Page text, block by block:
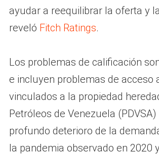
ayudar a reequilibrar la oferta y
reveló Fitch Ratings.
Los problemas de calificación
e incluyen problemas de acceso
vinculados a la propiedad
Petróleos de Venezuela (PDVSA)
profundo deterioro de la
la pandemia observado en 2020